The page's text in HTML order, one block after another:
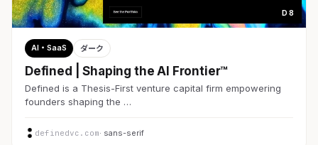
D 8
AI・SaaS ダーク
Defined | Shaping the AI Frontier™
Defined is a Thesis-First venture capital firm empowering
founders shaping the …
definedvc.com· sans-serif